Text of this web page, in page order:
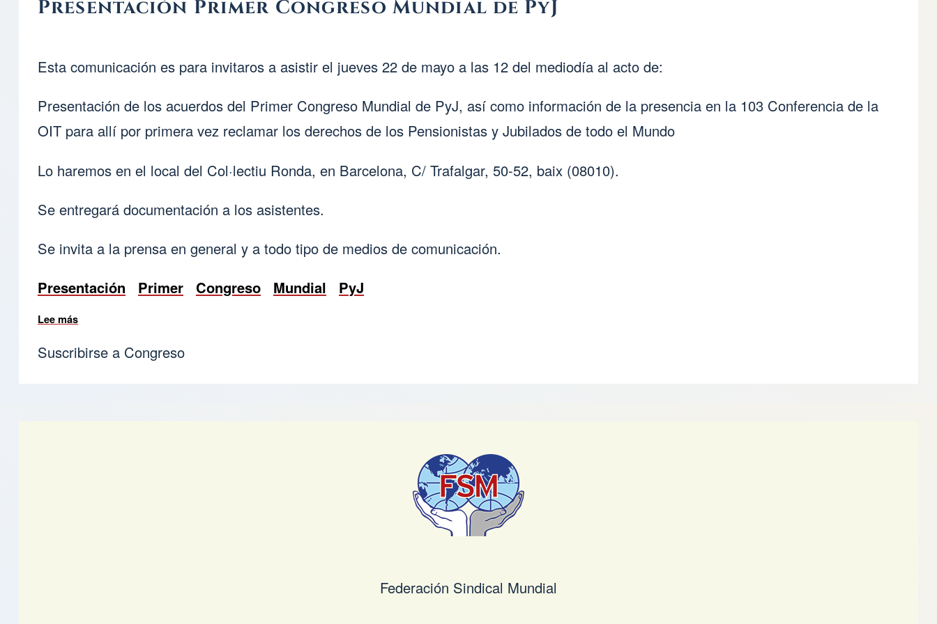
Presentación Primer Congreso Mundial de PyJ
Esta comunicación es para invitaros a asistir el jueves 22 de mayo a las 12 del mediodía al acto de:
Presentación de los acuerdos del Primer Congreso Mundial de PyJ, así como información de la presencia en la 103 Conferencia de la
OIT para allí por primera vez reclamar los derechos de los Pensionistas y Jubilados de todo el Mundo
Lo haremos en el local del Col·lectiu Ronda, en Barcelona, C/ Trafalgar, 50-52, baix (08010).
Se entregará documentación a los asistentes.
Se invita a la prensa en general y a todo tipo de medios de comunicación.
Presentación
Primer Congreso Mundial PyJ
Lee más
Suscribirse a Congreso
Federación Sindical Mundial